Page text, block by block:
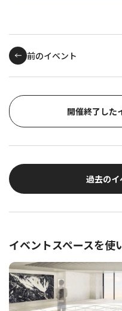
過去のイ
イベントスペースを使
前のイベント
開催終了した